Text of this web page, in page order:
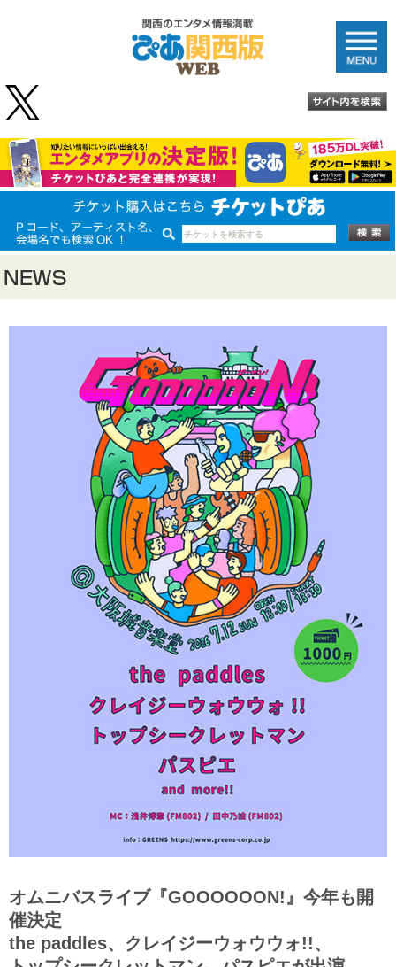
オムニバスライブ『GOOOOOON!』今年も開
催決定
the paddles、クレイジーウォウウォ!!、